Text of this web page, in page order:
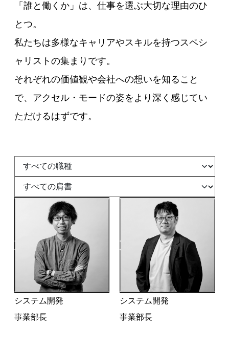
「誰と働くか」は、仕事を選ぶ大切な理由のひ
とつ。
私たちは多様なキャリアやスキルを持つスペシ
ャリストの集まりです。
それぞれの価値観や会社への想いを知ること
で、アクセル・モードの姿をより深く感じてい
ただけるはずです。
システム開発
事業部長
システム開発
事業部長